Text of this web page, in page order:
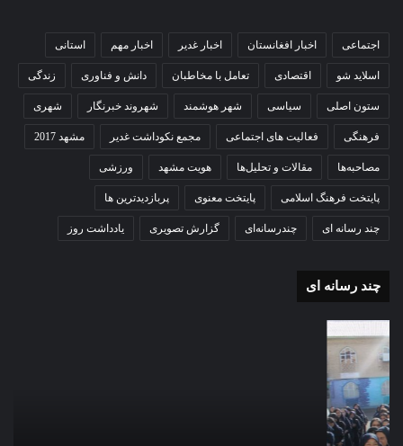
اجتماعی اخبار افغانستان اخبار غدیر اخبار مهم استانی
اسلاید شو اقتصادی تعامل با مخاطبان دانش و فناوری زندگی
ستون اصلی سیاسی شهر هوشمند شهروند خبرنگار شهری
فرهنگی فعالیت های اجتماعی مجمع نکوداشت غدیر مشهد 2017
مصاحبه‌ها مقالات و تحلیل‌ها هویت مشهد ورزشی
پایتخت فرهنگ اسلامی پایتخت معنوی پربازدیدترین ها
چند رسانه ای چندرسانه‌ای گزارش تصویری یادداشت روز
چند رسانه ای
گرافی
دهکده
مدرن
ورزشی
مشهد